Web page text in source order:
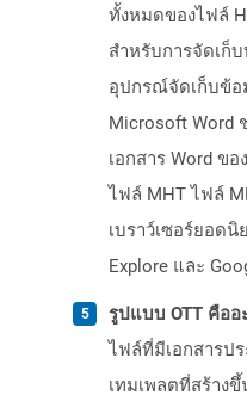
ทั้งหมดของไฟล์
สำหรับการจัดเก็
อุปกรณ์จัดเก็บข้
Microsoft Word
เอกสาร Word ข
ไฟล์ MHT ไฟล์
เบราว์เซอร์ยอด
Explore และ
รูปแบบ OTT คืออ
ไฟล์ที่มีเอกสารป
เทมเพลตที่สร้าง